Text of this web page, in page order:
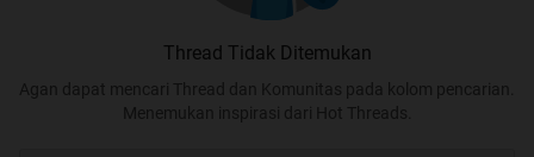
Thread Tidak Ditemukan
Agan dapat mencari Thread dan Komunitas pada kolom pencarian.
Menemukan inspirasi dari Hot Threads.